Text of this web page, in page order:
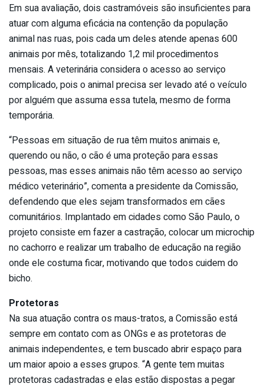
Em sua avaliação, dois castramóveis são insuficientes para
atuar com alguma eficácia na contenção da população
animal nas ruas, pois cada um deles atende apenas 600
animais por mês, totalizando 1,2 mil procedimentos
mensais. A veterinária considera o acesso ao serviço
complicado, pois o animal precisa ser levado até o veículo
por alguém que assuma essa tutela, mesmo de forma
temporária.
“Pessoas em situação de rua têm muitos animais e,
querendo ou não, o cão é uma proteção para essas
pessoas, mas esses animais não têm acesso ao serviço
médico veterinário”, comenta a presidente da Comissão,
defendendo que eles sejam transformados em cães
comunitários. Implantado em cidades como São Paulo, o
projeto consiste em fazer a castração, colocar um microchip
no cachorro e realizar um trabalho de educação na região
onde ele costuma ficar, motivando que todos cuidem do
bicho.
Protetoras
Na sua atuação contra os maus-tratos, a Comissão está
sempre em contato com as ONGs e as protetoras de
animais independentes, e tem buscado abrir espaço para
um maior apoio a esses grupos. “A gente tem muitas
protetoras cadastradas e elas estão dispostas a pegar